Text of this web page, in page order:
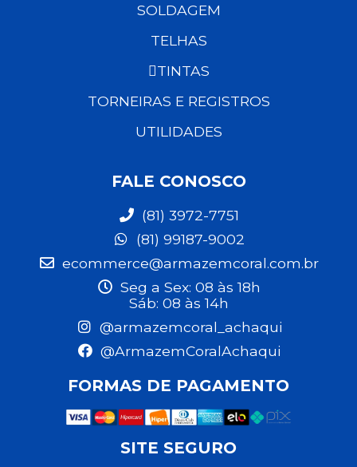
SOLDAGEM
TELHAS
TINTAS
TORNEIRAS E REGISTROS
UTILIDADES
FALE CONOSCO
(81) 3972-7751
(81) 99187-9002
ecommerce@armazemcoral.com.br
Seg a Sex: 08 às 18h
Sáb: 08 às 14h
@armazemcoral_achaqui
@ArmazemCoralAchaqui
FORMAS DE PAGAMENTO
SITE SEGURO